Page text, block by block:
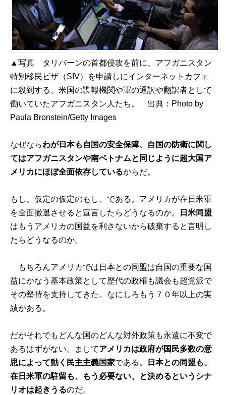
▲写真 タリバーンの首都侵攻を前に、アフガニスタン
特別移民ビザ（SIV）を申請しにインターネットカフェ
に殺到する、米国の諜報機関や軍の通訳や翻訳者として
働いていたアフガニスタン人たち。 出典： Photo by
Paula Bronstein/Getty Images
なぜならわが日本も自国の安全保障、自国の防衛に関し
てはアフガニスタンや南ベトナムと同じように超大国ア
メリカにほぼ全面依存しているからだ。
もし、仮定の仮定のもし、である。アメリカが在日米軍
を全面撤退させると宣言したらどうなるのか。
日米同盟
はもうアメリカの国益を利さないから破棄すると言明し
たらどうなるのか。
もちろんアメリカでは日本との同盟は自国の重要な国
益にかなう基本政策として歴代の政権も議会も超党派で
その堅持を支持してきた。なにしろもう７０年以上の実
績がある。
だがそれでもどんな国のどんな対外政策も永遠に不変で
あるはずがない。ましてアメリカは政府が国民多数の意
思によって動く民主主義国家である。
日本との同盟も、
在日米軍の駐留も、もう必要ない、と決めるというシナ
リオは起きうるのだ。